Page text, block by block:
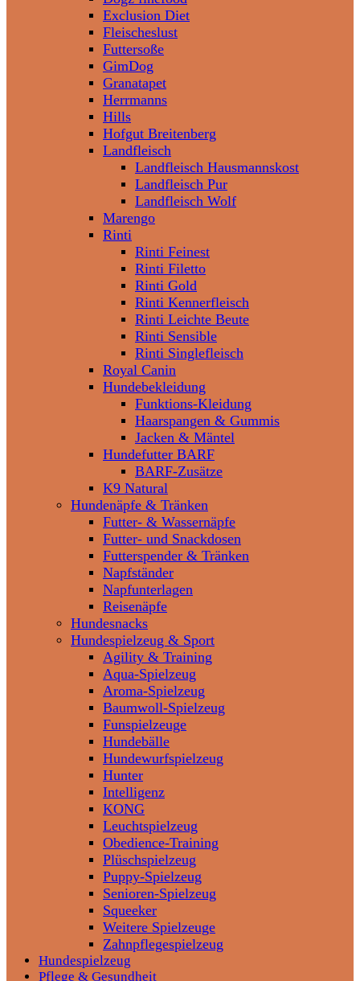
Exclusion Diet
Fleischeslust
Futtersoße
GimDog
Granatapet
Herrmanns
Hills
Hofgut Breitenberg
Landfleisch
Landfleisch Hausmannskost
Landfleisch Pur
Landfleisch Wolf
Marengo
Rinti
Rinti Feinest
Rinti Filetto
Rinti Gold
Rinti Kennerfleisch
Rinti Leichte Beute
Rinti Sensible
Rinti Singlefleisch
Royal Canin
Hundebekleidung
Funktions-Kleidung
Haarspangen & Gummis
Jacken & Mäntel
Hundefutter BARF
BARF-Zusätze
K9 Natural
Hundenäpfe & Tränken
Futter- & Wassernäpfe
Futter- und Snackdosen
Futterspender & Tränken
Napfständer
Napfunterlagen
Reisenäpfe
Hundesnacks
Hundespielzeug & Sport
Agility & Training
Aqua-Spielzeug
Aroma-Spielzeug
Baumwoll-Spielzeug
Funspielzeuge
Hundebälle
Hundewurfspielzeug
Hunter
Intelligenz
KONG
Leuchtspielzeug
Obedience-Training
Plüschspielzeug
Puppy-Spielzeug
Senioren-Spielzeug
Squeeker
Weitere Spielzeuge
Zahnpflegespielzeug
Hundespielzeug
Pflege & Gesundheit